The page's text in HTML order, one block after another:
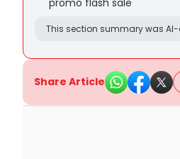
promo flash sale
This section summary was
Share Article